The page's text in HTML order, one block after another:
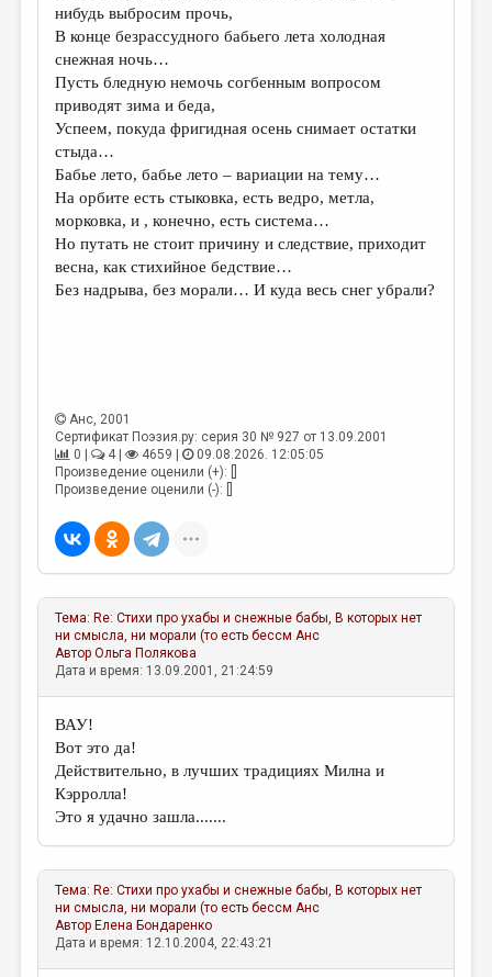
нибудь выбросим прочь,
В конце безрассудного бабьего лета холодная
снежная ночь…
Пусть бледную немочь согбенным вопросом
приводят зима и беда,
Успеем, покуда фригидная осень снимает остатки
стыда…
Бабье лето, бабье лето – вариации на тему…
На орбите есть стыковка, есть ведро, метла,
морковка, и , конечно, есть система…
Но путать не стоит причину и следствие, приходит
весна, как стихийное бедствие…
Без надрыва, без морали… И куда весь снег убрали?
Анс, 2001
Сертификат Поэзия.ру: серия 30 № 927 от 13.09.2001
0 |
4 | 4659 |
09.08.2026. 12:05:05
Произведение оценили (+): []
Произведение оценили (-): []
Тема: Re: Стихи про ухабы и снежные бабы, В которых нет
ни смысла, ни морали (то есть бессм Анс
АвторОльга Полякова
Дата и время: 13.09.2001, 21:24:59
ВАУ!
Вот это да!
Действительно, в лучших традициях Милна и
Кэрролла!
Это я удачно зашла.......
Тема: Re: Стихи про ухабы и снежные бабы, В которых нет
ни смысла, ни морали (то есть бессм Анс
Автор Елена Бондаренко
Дата и время: 12.10.2004, 22:43:21